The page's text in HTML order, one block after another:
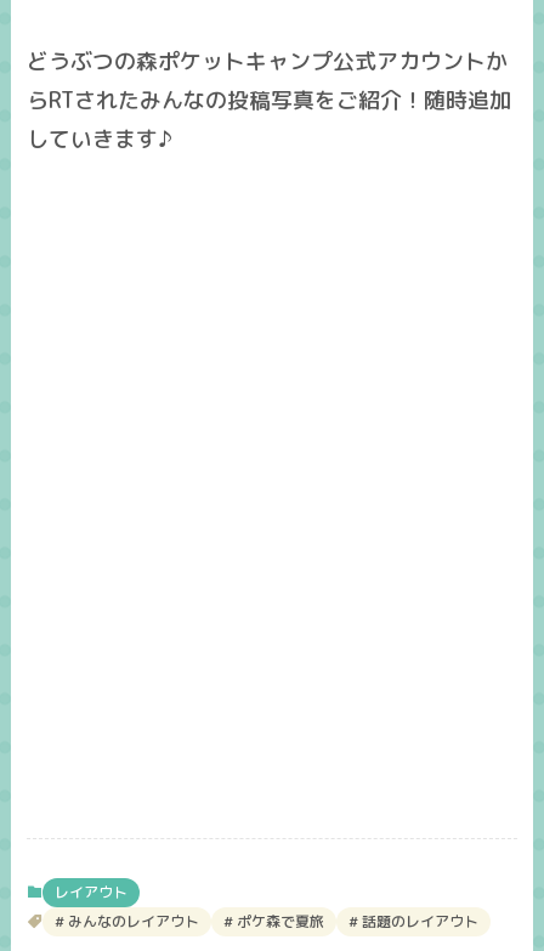
どうぶつの森ポケットキャンプ公式アカウントか
らRTされたみんなの投稿写真をご紹介！随時追加
していきます♪
レイアウト
みんなのレイアウト
ポケ森で夏旅 話題のレイアウト